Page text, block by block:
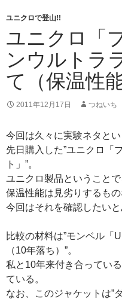
ユニクロで登山!!
ユニクロ「
ンウルトラ
て（保温性
2011年12月17日 つねいち
今回は久々に実験ネタとい
先日購入した”ユニクロ「
ト」”。
ユニクロ製品ということ
保温性能は見劣りするもの
今回はそれを確認したいと
比較の材料は”モンベル「
（10年落ち）”。
私と10年来付き合ってい
ている。
なお、このジャケットは”